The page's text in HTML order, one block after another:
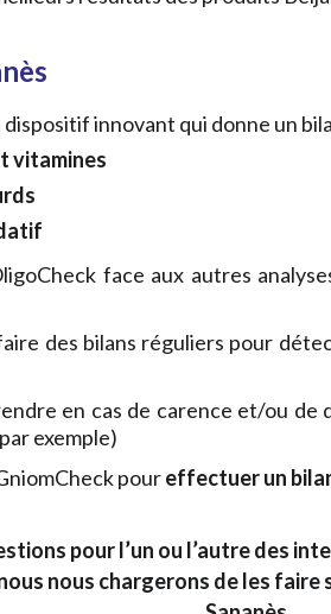
dispositif innovant qui donne un
vitamines
face aux autres
des bilans réguliers pour
en cas de carence et/ou
exemple)
poureffectuer un
pour l’un ou l’autre des
nous chargerons de les faire